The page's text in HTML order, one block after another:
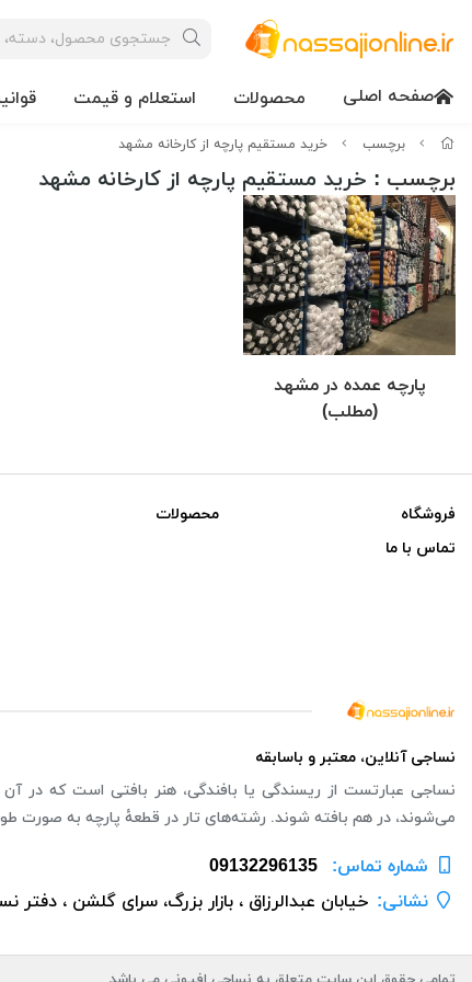
صفحه اصلی محصولات استعلام و قیمت
برچسب خرید مستقیم پارچه از کارخانه مشهد
برچسب : خرید مستقیم پارچه از کارخانه مشهد
پارچه عمده در مشهد
(مطلب)
فروشگاه محصولات
تماس با ما
نساجی آنلاین، معتبر و باسابقه
نساجی عبارتست از ریسندگی یا بافندگی، هنر بافتی است که در آن
می‌شوند، در هم بافته شوند. رشته‌های تار در قطعهٔ پارچه به صورت
شماره تماس‌:
09132296135
نشانی: خیابان عبدالرزاق ، بازار بزرگ، سرای گلشن ، دفتر